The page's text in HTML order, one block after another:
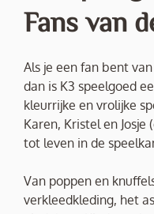
Fans van
Als je een fan bent
dan is K3 speelgoed
kleurrijke en vrolijke
Karen, Kristel en
tot leven in de
Van poppen en
verkleedkleding, het